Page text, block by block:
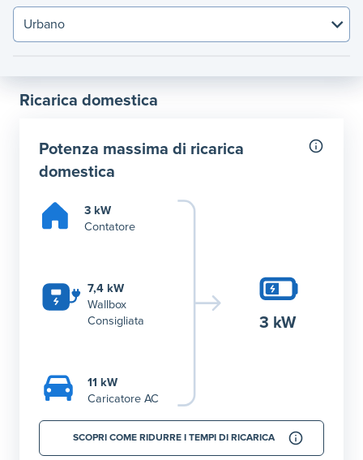
Ricarica domestica
Potenza massima di ricarica
domestica
3 kW
Contatore
7,4 kW
Wallbox
Consigliata
11 kW
Caricatore AC
3 kW
SCOPRI COME RIDURRE I TEMPI DI RICARICA